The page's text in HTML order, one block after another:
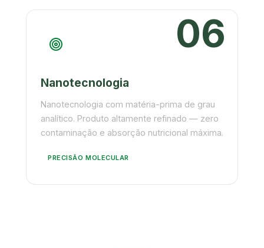
06
Nanotecnologia
Nanotecnologia com matéria-prima de grau
analítico. Produto altamente refinado — zero
contaminação e absorção nutricional máxima.
PRECISÃO MOLECULAR